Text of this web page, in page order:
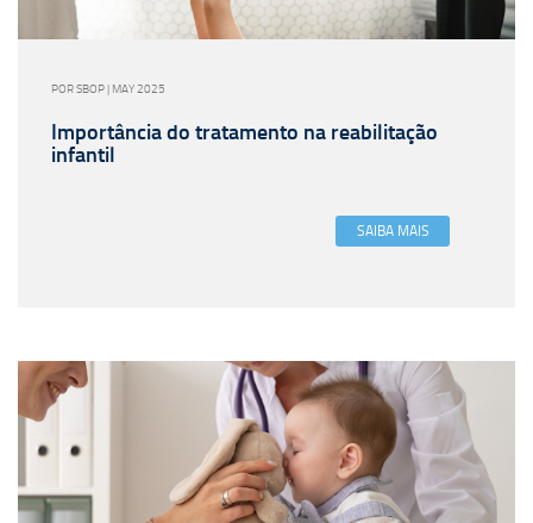
POR SBOP | MAY 2025
Importância do tratamento na reabilitação
infantil
SAIBA MAIS